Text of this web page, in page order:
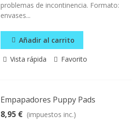
problemas de incontinencia. Formato:
envases...
Añadir al carrito
Vista rápida Favorito
Empapadores Puppy Pads
8,95 € (impuestos inc.)